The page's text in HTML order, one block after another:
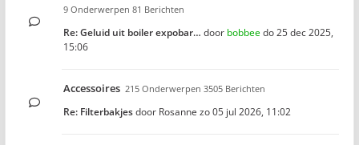
9 Onderwerpen 81 Berichten
Re: Geluid uit boiler expobar… door bobbeedo 25 dec 2025,
15:06
Accessoires 215 Onderwerpen 3505 Berichten
Re: Filterbakjesdoor Rosanne zo 05 jul 2026, 11:02